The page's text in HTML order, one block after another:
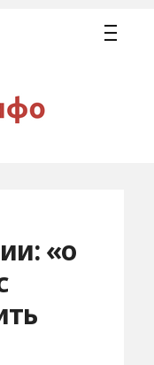
«о